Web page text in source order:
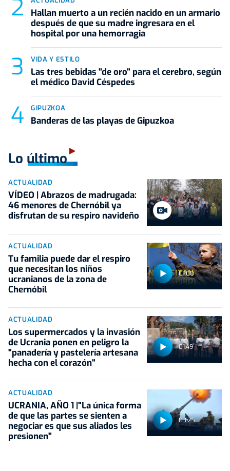
Hallan muerto a un recién nacido en un armario
después de que su madre ingresara en el
hospital por una hemorragia
VIDA Y ESTILO
Las tres bebidas "de oro" para el cerebro, según
el médico David Céspedes
GIPUZKOA
Banderas de las playas de Gipuzkoa
Lo último
ACTUALIDAD
VÍDEO | Abrazos de madrugada:
46 menores de Chernóbil ya
disfrutan de su respiro navideño
01:00
ACTUALIDAD
Tu familia puede dar el respiro
que necesitan los niños
ucranianos de la zona de
Chernóbil
01:49
ACTUALIDAD
Los supermercados y la invasión
de Ucrania ponen en peligro la
"panadería y pastelería artesana
hecha con el corazón"
03:25
ACTUALIDAD
UCRANIA, AÑO 1 |"La única forma
de que las partes se sienten a
negociar es que sus aliados les
presionen"